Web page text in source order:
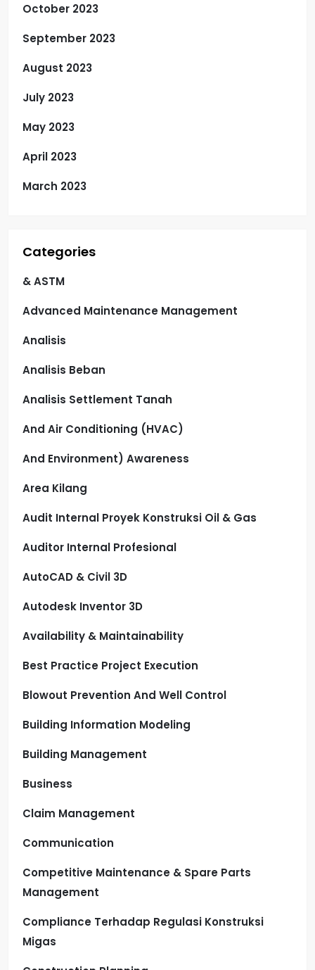
October 2023
September 2023
August 2023
July 2023
May 2023
April 2023
March 2023
Categories
& ASTM
Advanced Maintenance Management
Analisis
Analisis Beban
Analisis Settlement Tanah
And Air Conditioning (HVAC)
And Environment) Awareness
Area Kilang
Audit Internal Proyek Konstruksi Oil & Gas
Auditor Internal Profesional
AutoCAD & Civil 3D
Autodesk Inventor 3D
Availability & Maintainability
Best Practice Project Execution
Blowout Prevention And Well Control
Building Information Modeling
Building Management
Business
Claim Management
Communication
Competitive Maintenance & Spare Parts
Management
Compliance Terhadap Regulasi Konstruksi
Migas